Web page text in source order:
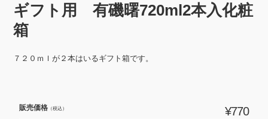
ギフト用 有磯曙720ml2本入化粧
箱
７２０ｍｌが２本はいるギフト箱です。
販売価格 （税込） ¥770